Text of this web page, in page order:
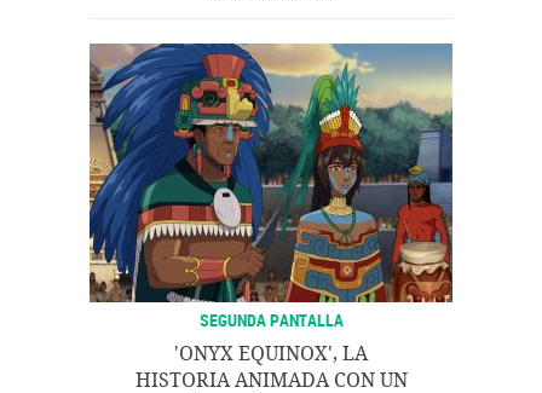
SEGUNDA PANTALLA
'ONYX EQUINOX', LA
HISTORIA ANIMADA CON UN